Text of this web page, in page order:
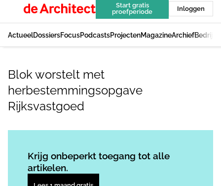
Start gratis
proefperiode
Inloggen
ActueelDossiersFocusPodcastsProjectenMagazineArchief
Blok worstelt met
herbestemmingsopgave
Rijksvastgoed
Krijg onbeperkt toegang tot alle
artikelen.